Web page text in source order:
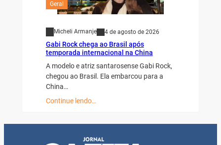
Geral
Micheli Armanje 4 de agosto de 2026
Gabi Rock chega ao Brasil após
temporada internacional na China
A modelo e atriz santarosense Gabi Rock,
chegou ao Brasil. Ela embarcou para a
China…
Continue lendo…